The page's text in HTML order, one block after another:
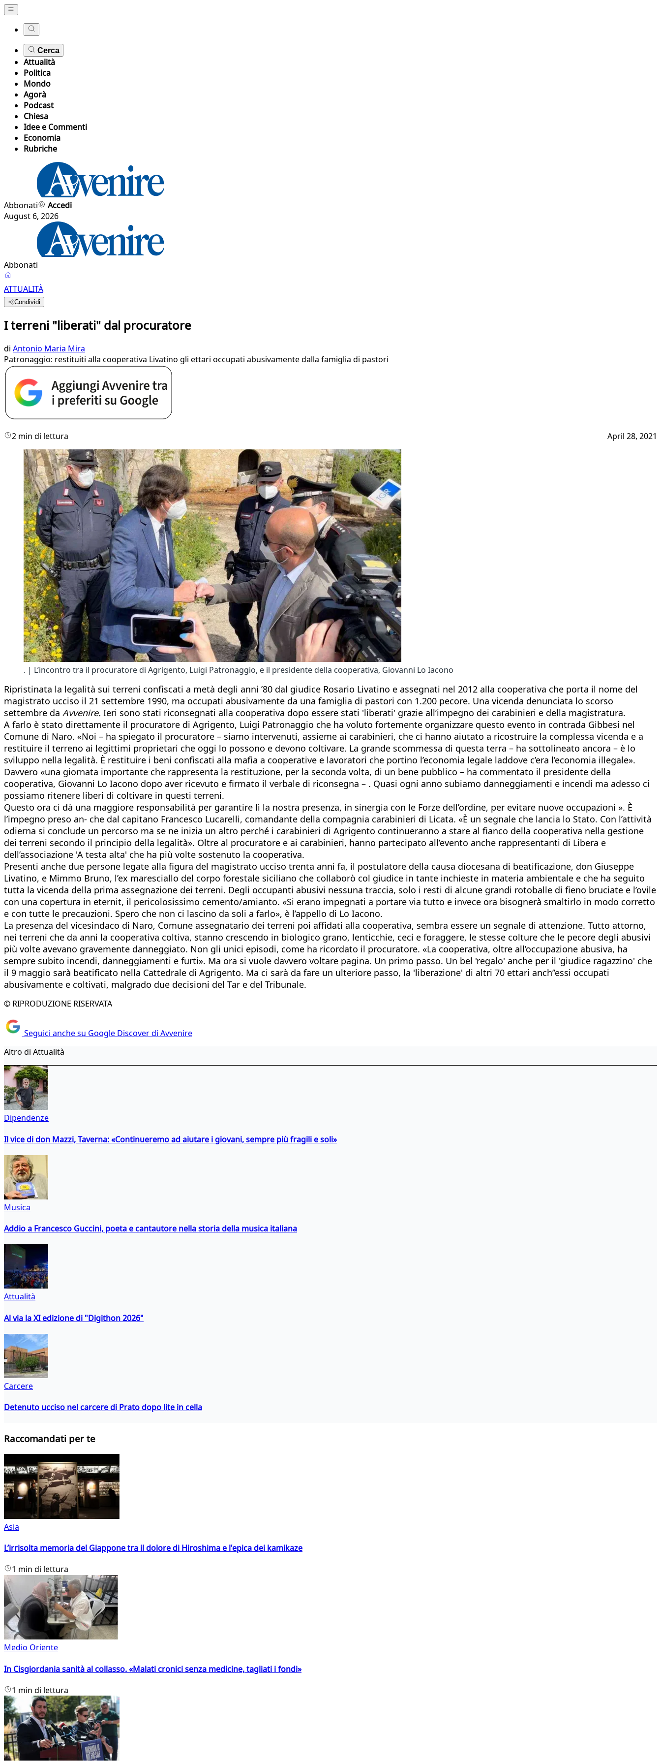
Cerca
Attualità
Politica
Mondo
Agorà
Podcast
Chiesa
Idee e Commenti
Economia
Rubriche
Abbonati
Accedi
August 6, 2026
Abbonati
ATTUALITÀ
Condividi
I terreni "liberati" dal procuratore
di Antonio Maria Mira
Patronaggio: restituiti alla cooperativa Livatino gli ettari occupati abusivamente dalla famiglia di pastori
2 min di lettura April 28, 2021
. | L’incontro tra il procuratore di Agrigento, Luigi Patronaggio, e il presidente della cooperativa, Giovanni Lo Iacono
Ripristinata la legalità sui terreni confiscati a metà degli anni ’80 dal giudice Rosario Livatino e assegnati nel 2012 alla cooperativa che porta il nome del
magistrato ucciso il 21 settembre 1990, ma occupati abusivamente da una famiglia di pastori con 1.200 pecore. Una vicenda denunciata lo scorso
settembre da Avvenire. Ieri sono stati riconsegnati alla cooperativa dopo essere stati 'liberati' grazie all’impegno dei carabinieri e della magistratura.
A farlo è stato direttamente il procuratore di Agrigento, Luigi Patronaggio che ha voluto fortemente organizzare questo evento in contrada Gibbesi nel
Comune di Naro. «Noi – ha spiegato il procuratore – siamo intervenuti, assieme ai carabinieri, che ci hanno aiutato a ricostruire la complessa vicenda e a
restituire il terreno ai legittimi proprietari che oggi lo possono e devono coltivare. La grande scommessa di questa terra – ha sottolineato ancora – è lo
sviluppo nella legalità. È restituire i beni confiscati alla mafia a cooperative e lavoratori che portino l’economia legale laddove c’era l’economia illegale».
Davvero «una giornata importante che rappresenta la restituzione, per la seconda volta, di un bene pubblico – ha commentato il presidente della
cooperativa, Giovanni Lo Iacono dopo aver ricevuto e firmato il verbale di riconsegna – . Quasi ogni anno subiamo danneggiamenti e incendi ma adesso ci
possiamo ritenere liberi di coltivare in questi terreni.
Questo ora ci dà una maggiore responsabilità per garantire lì la nostra presenza, in sinergia con le Forze dell’ordine, per evitare nuove occupazioni ». È
l’impegno preso an- che dal capitano Francesco Lucarelli, comandante della compagnia carabinieri di Licata. «È un segnale che lancia lo Stato. Con l’attività
odierna si conclude un percorso ma se ne inizia un altro perché i carabinieri di Agrigento continueranno a stare al fianco della cooperativa nella gestione
dei terreni secondo il principio della legalità». Oltre al procuratore e ai carabinieri, hanno partecipato all’evento anche rappresentanti di Libera e
dell’associazione 'A testa alta' che ha più volte sostenuto la cooperativa.
Presenti anche due persone legate alla figura del magistrato ucciso trenta anni fa, il postulatore della causa diocesana di beatificazione, don Giuseppe
Livatino, e Mimmo Bruno, l’ex maresciallo del corpo forestale siciliano che collaborò col giudice in tante inchieste in materia ambientale e che ha seguito
tutta la vicenda della prima assegnazione dei terreni. Degli occupanti abusivi nessuna traccia, solo i resti di alcune grandi rotoballe di fieno bruciate e l’ovile
con una copertura in eternit, il pericolosissimo cemento/amianto. «Si erano impegnati a portare via tutto e invece ora bisognerà smaltirlo in modo corretto
e con tutte le precauzioni. Spero che non ci lascino da soli a farlo», è l’appello di Lo Iacono.
La presenza del vicesindaco di Naro, Comune assegnatario dei terreni poi affidati alla cooperativa, sembra essere un segnale di attenzione. Tutto attorno,
nei terreni che da anni la cooperativa coltiva, stanno crescendo in biologico grano, lenticchie, ceci e foraggere, le stesse colture che le pecore degli abusivi
più volte avevano gravemente danneggiato. Non gli unici episodi, come ha ricordato il procuratore. «La cooperativa, oltre all’occupazione abusiva, ha
sempre subito incendi, danneggiamenti e furti». Ma ora si vuole davvero voltare pagina. Un primo passo. Un bel 'regalo' anche per il 'giudice ragazzino' che
il 9 maggio sarà beatificato nella Cattedrale di Agrigento. Ma ci sarà da fare un ulteriore passo, la 'liberazione' di altri 70 ettari anch’’essi occupati
abusivamente e coltivati, malgrado due decisioni del Tar e del Tribunale.
© RIPRODUZIONE RISERVATA
Seguici anche su Google Discover di Avvenire
Altro di Attualità
Dipendenze
Il vice di don Mazzi, Taverna: «Continueremo ad aiutare i giovani, sempre più fragili e soli»
Musica
Addio a Francesco Guccini, poeta e cantautore nella storia della musica italiana
Attualità
Al via la XI edizione di "Digithon 2026"
Carcere
Detenuto ucciso nel carcere di Prato dopo lite in cella
Raccomandati per te
Asia
L’irrisolta memoria del Giappone tra il dolore di Hiroshima e l'epica dei kamikaze
1 min di lettura
Medio Oriente
In Cisgiordania sanità al collasso. «Malati cronici senza medicine, tagliati i fondi»
1 min di lettura